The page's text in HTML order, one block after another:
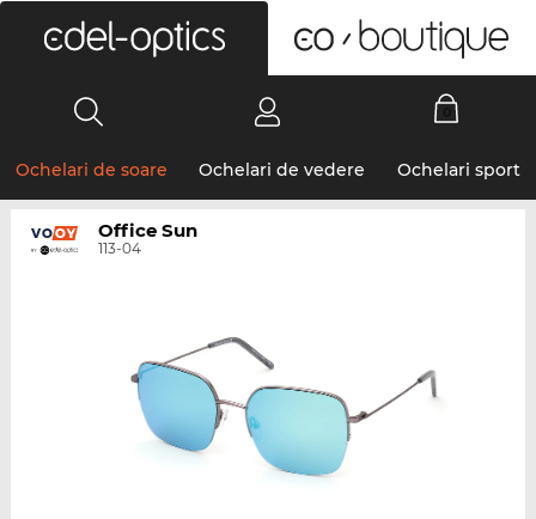
Ochelari de soare Ochelari de vedere Ochelari sport
Office Sun
113-04